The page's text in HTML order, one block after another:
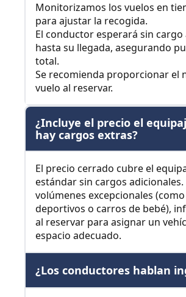
Monitorizamos los vuelos en
para ajustar la recogida.
El conductor esperará sin cargo
hasta su llegada, asegurando
total.
Se recomienda proporcionar el
vuelo al reservar.
¿Incluye el precio el
hay cargos extras?
El precio cerrado cubre el
estándar sin cargos adicionales.
volúmenes excepcionales
deportivos o carros de bebé),
al reservar para asignar un
espacio adecuado.
¿Los conductores hablan